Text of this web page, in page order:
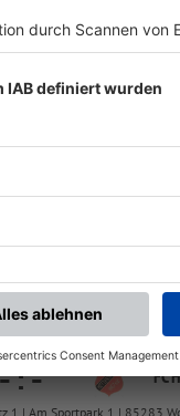
1 | Sportplatz | 85276
Klasse 4
-:- FC
1 | Am Sportpark 1 | 85283